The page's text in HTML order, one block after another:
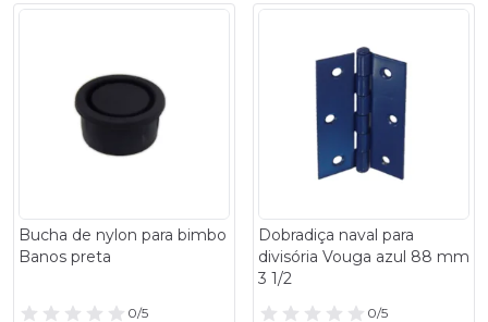
Bucha de nylon para bimbo
Banos preta
0/5
Dobradiça naval para
divisória Vouga azul 88 mm
3 1/2
0/5